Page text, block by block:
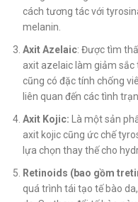
cách tương tác với
melanin.
Axit Azelaic: Được tìm
axit azelaic làm giảm sắc
cũng có đặc tính chống
liên quan đến các tình
Axit Kojic: Là một sản
axit kojic cũng ức chế
lựa chọn thay thế cho
Retinoids (bao gồm
quá trình tái tạo tế bào